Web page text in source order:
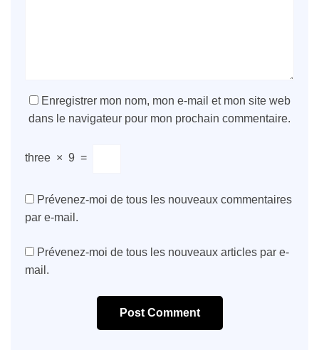
Enregistrer mon nom, mon e-mail et mon site web
dans le navigateur pour mon prochain commentaire.
three × 9 =
Prévenez-moi de tous les nouveaux commentaires
par e-mail.
Prévenez-moi de tous les nouveaux articles par e-
mail.
Post Comment